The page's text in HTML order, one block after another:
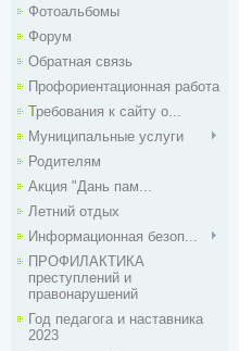
Фотоальбомы
Форум
Обратная связь
Профориентационная работа
Требования к сайту о...
Муниципальные услуги
Родителям
Акция "Дань пам...
Летний отдых
Информационная безоп...
ПРОФИЛАКТИКА
преступлений и
правонарушений
Год педагога и наставника
2023